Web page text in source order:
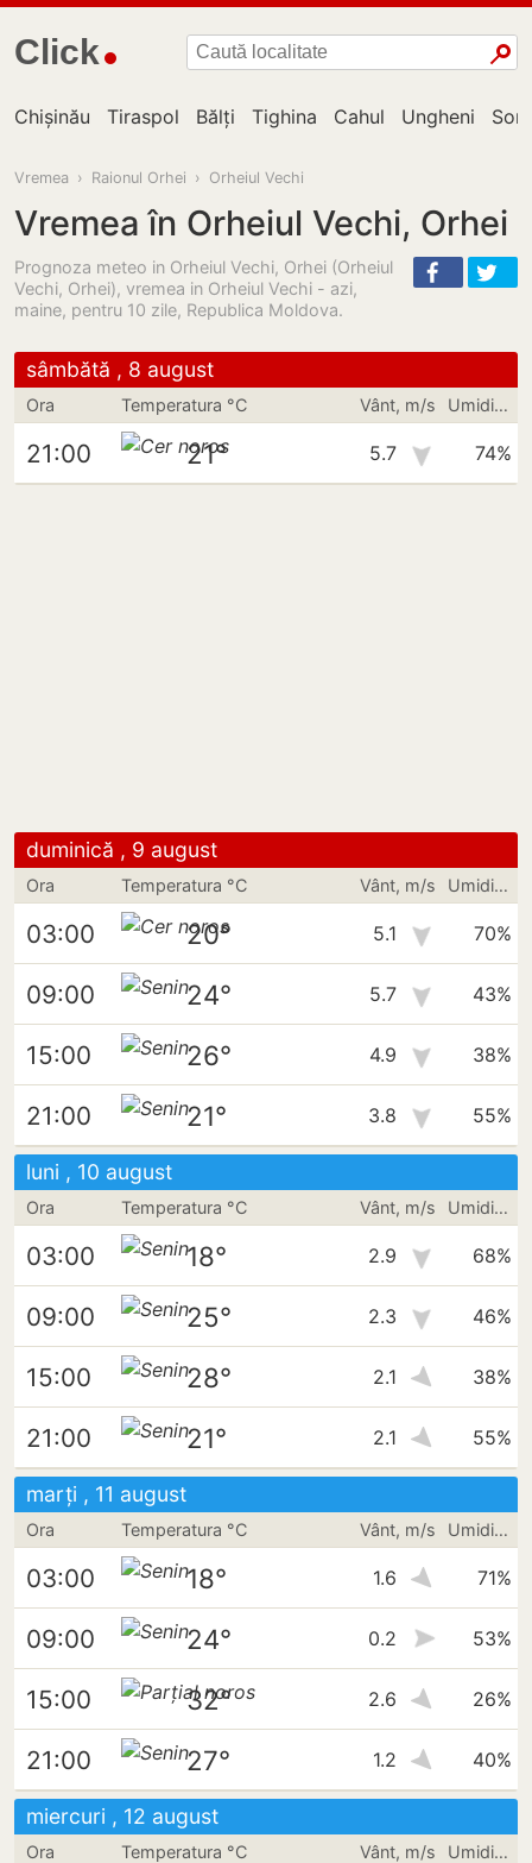
Click
Chișinău Tiraspol Bălți Tighina Cahul Ungheni
Vremea › Raionul Orhei › Orheiul Vechi
Vremea în Orheiul Vechi, Orhei
Prognoza meteo in Orheiul Vechi, Orhei (Orheiul
Vechi, Orhei), vremea in Orheiul Vechi - azi,
maine, pentru 10 zile, Republica Moldova.
sâmbătă , 8 august
Ora Temperatura °C Vânt, m/s Umiditate
21:00 21° 5.7 74%
duminică , 9 august
Ora Temperatura °C Vânt, m/s Umiditate
03:00 20° 5.1 70%
09:00 24° 5.7 43%
15:00 26° 4.9 38%
21:00 21° 3.8 55%
luni , 10 august
Ora Temperatura °C Vânt, m/s Umiditate
03:00 18° 2.9 68%
09:00 25° 2.3 46%
15:00 28° 2.1 38%
21:00 21° 2.1 55%
marți , 11 august
Ora Temperatura °C Vânt, m/s Umiditate
03:00 18° 1.6 71%
09:00 24° 0.2 53%
15:00 32° 2.6 26%
21:00 27° 1.2 40%
miercuri , 12 august
Ora Temperatura °C Vânt, m/s Umiditate